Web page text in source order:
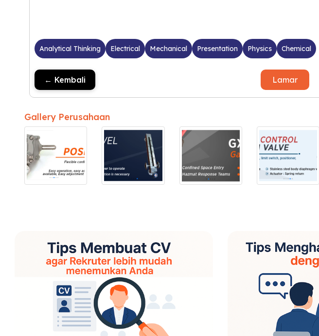
Analytical Thinking Electrical Mechanical Presentation Physics Chemical
← Kembali Lamar
Gallery Perusahaan